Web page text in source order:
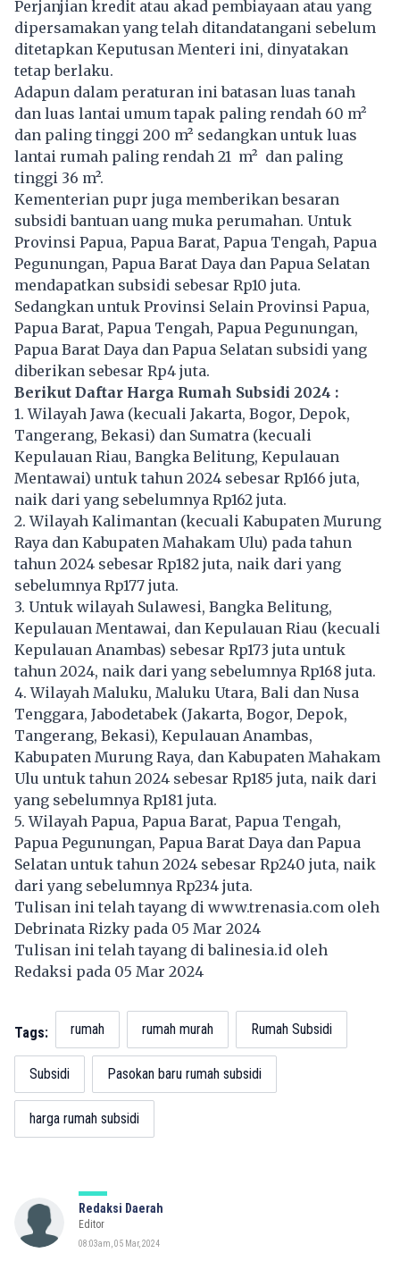
Perjanjian kredit atau akad pembiayaan atau yang
dipersamakan yang telah ditandatangani sebelum
ditetapkan Keputusan Menteri ini, dinyatakan
tetap berlaku.
Adapun dalam peraturan ini batasan luas tanah
dan luas lantai umum tapak paling rendah 60 m²
dan paling tinggi 200 m² sedangkan untuk luas
lantai rumah paling rendah 21 m² dan paling
tinggi 36 m².
Kementerian pupr juga memberikan besaran
subsidi bantuan uang muka perumahan. Untuk
Provinsi Papua, Papua Barat, Papua Tengah, Papua
Pegunungan, Papua Barat Daya dan Papua Selatan
mendapatkan subsidi sebesar Rp10 juta.
Sedangkan untuk Provinsi Selain Provinsi Papua,
Papua Barat, Papua Tengah, Papua Pegunungan,
Papua Barat Daya dan Papua Selatan subsidi yang
diberikan sebesar Rp4 juta.
Berikut Daftar Harga Rumah Subsidi 2024 :
1. Wilayah Jawa (kecuali Jakarta, Bogor, Depok,
Tangerang, Bekasi) dan Sumatra (kecuali
Kepulauan Riau, Bangka Belitung, Kepulauan
Mentawai) untuk tahun 2024 sebesar Rp166 juta,
naik dari yang sebelumnya Rp162 juta.
2. Wilayah Kalimantan (kecuali Kabupaten Murung
Raya dan Kabupaten Mahakam Ulu) pada tahun
tahun 2024 sebesar Rp182 juta, naik dari yang
sebelumnya Rp177 juta.
3. Untuk wilayah Sulawesi, Bangka Belitung,
Kepulauan Mentawai, dan Kepulauan Riau (kecuali
Kepulauan Anambas) sebesar Rp173 juta untuk
tahun 2024, naik dari yang sebelumnya Rp168 juta.
4. Wilayah Maluku, Maluku Utara, Bali dan Nusa
Tenggara, Jabodetabek (Jakarta, Bogor, Depok,
Tangerang, Bekasi), Kepulauan Anambas,
Kabupaten Murung Raya, dan Kabupaten Mahakam
Ulu untuk tahun 2024 sebesar Rp185 juta, naik dari
yang sebelumnya Rp181 juta.
5. Wilayah Papua, Papua Barat, Papua Tengah,
Papua Pegunungan, Papua Barat Daya dan Papua
Selatan untuk tahun 2024 sebesar Rp240 juta, naik
dari yang sebelumnya Rp234 juta.
Tulisan ini telah tayang di www.trenasia.com oleh
Debrinata Rizky pada 05 Mar 2024
Tulisan ini telah tayang dibalinesia.id oleh
Redaksi pada 05 Mar 2024
Tags: rumah rumah murah Rumah Subsidi
Subsidi Pasokan baru rumah subsidi
harga rumah subsidi
Redaksi Daerah
Editor
08:03am, 05 Mar, 2024